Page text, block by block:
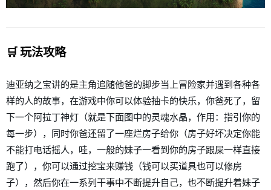
🛒 玩法攻略
迪亚纳之宝讲的是主角追随他爸的脚步当上冒险家并遇到各种各
样的人的故事，在游戏中你可以体验抽卡的快乐，你爸死了，留
下一个阿拉丁神灯（就是下面图中的灵魂水晶，作用：指引你的
每一步），同时你爸还留了一座烂房子给你（房子好坏决定你能
不能打电话摇人，哇，一般的妹子一看到你的房子跟屎一样直接
跑了），你可以通过挖宝来赚钱（钱可以买道具也可以修房
子），然后你在一系列干事中不断提升自己，也不断提升着妹子